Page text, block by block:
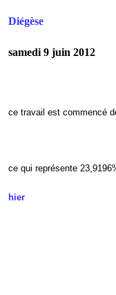
Diégèse
samedi 9 juin 2012
ce travail est commencé
ce qui représente 23,9196
hier